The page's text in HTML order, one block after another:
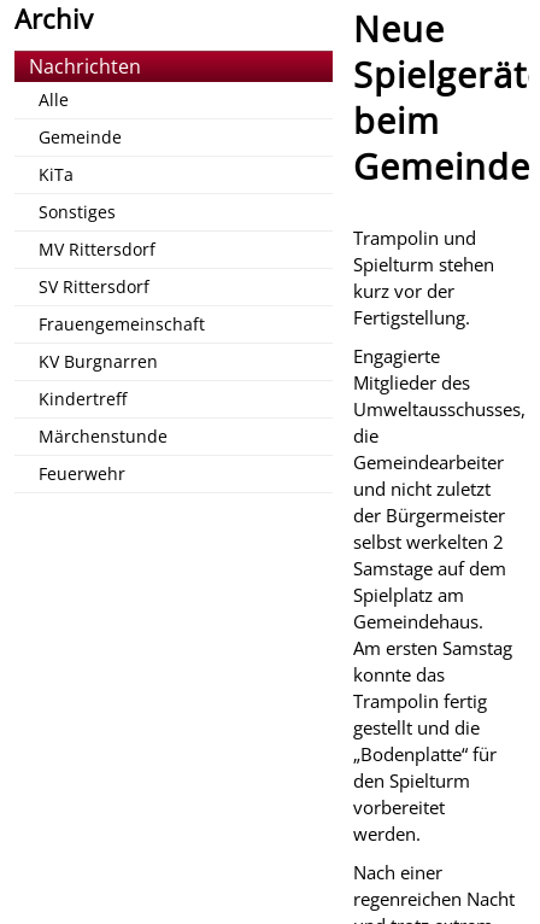
Archiv
Nachrichten
Alle
Gemeinde
KiTa
Sonstiges
MV Rittersdorf
SV Rittersdorf
Frauengemeinschaft
KV Burgnarren
Kindertreff
Märchenstunde
Feuerwehr
Neue
beim
Trampolin und
Spielturm stehen
kurz vor der
Fertigstellung.
Engagierte
Mitglieder des
Umweltausschusses,
die
Gemeindearbeiter
und nicht zuletzt
der Bürgermeister
selbst werkelten 2
Samstage auf dem
Spielplatz am
Gemeindehaus.
Am ersten Samstag
konnte das
Trampolin fertig
gestellt und die
„Bodenplatte“ für
den Spielturm
vorbereitet
werden.
Nach einer
regenreichen Nacht